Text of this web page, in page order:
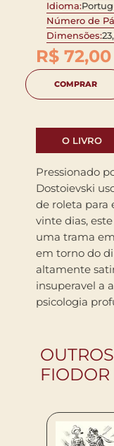
Idioma:
Número de
Dimensões:
R$ 72,00
COMPRAR
O LIVRO
Pressionado
Dostoievski
de roleta para
vinte dias,
uma trama
em torno do
altamente
insuperavel a
psicologia
FIODOR